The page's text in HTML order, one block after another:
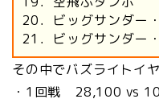
20．ビッグサンダー
21．ビッグサンダー
その中でバズライトイ
・1回戦 28,100 vs